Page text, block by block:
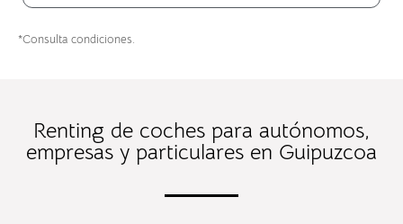
*Consulta condiciones.
Renting de coches para autónomos,
empresas y particulares en Guipuzcoa